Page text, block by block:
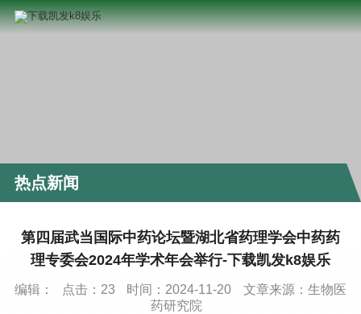
热点新闻
第四届武当国际中药论坛暨湖北省药理学会中药药
理专委会2024年学术年会举行-下载凯发k8娱乐
编辑： 点击： 23 时间：2024-11-20
文章来源：生物医
药研究院